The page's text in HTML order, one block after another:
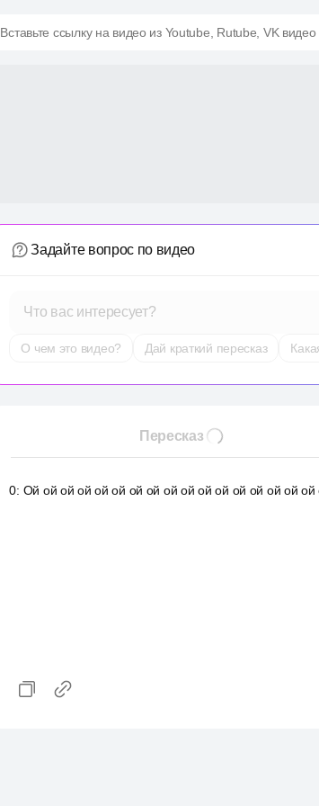
Вставьте ссылку на видео из Youtube, Rutube, VK видео
Задайте вопрос по видео
Что вас интересует?
О чем это видео? Дай краткий пересказ
Пересказ
0: Ой ой ой ой ой ой ой ой ой ой ой ой ой ой ой ой ой